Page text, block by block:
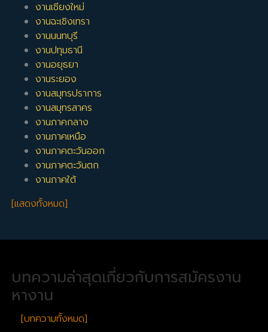
งานเชียงใหม่
งานฉะเชิงเทรา
งานนนทบุรี
งานปทุมธานี
งานอยุธยา
งานระยอง
งานสมุทรปราการ
งานสมุทรสาคร
งานภาคกลาง
งานภาคเหนือ
งานภาคตะวันออก
งานภาคตะวันตก
งานภาคใต้
[แสดงทั้งหมด]
บทความล่าสุดเกี่ยวกับการสมัครงาน
หางาน
[บทความทั้งหมด]